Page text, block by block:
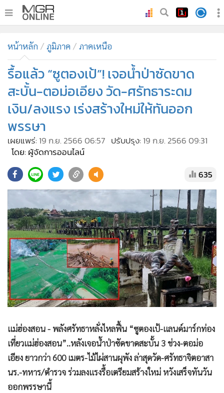
ทันเหตุการณ์
• ภาคใต้
ภูมิภาค
• บันเทิง
• ผู้จัดการรายวัน
• คอลัมนิสต์
• CbizReview
• Cyber BIZ
• ผู้จัดกวน
• Good health & Well-being
• Green Innovation & SD
• Management & HR
• MGR Live
• Infographic
• การเมือง
• กีฬา
• ต่างประเทศ
• Special Scoop
• เศรษฐกิจ-ธุรกิจ
หน้าหลัก ภูมิภาค ภาคเหนือ
รื้อแล้ว “ซูตองเป้”! เจอน้ำป่าซัดขาด
สะบั้น-ตอม่อเอียง วัด-ศรัทธาระดม
เงิน/ลงแรง เร่งสร้างใหม่ให้ทันออก
พรรษา
เผยแพร่: 19 ก.ย. 2566 06:57 ปรับปรุง: 19 ก.ย. 2566 09:31
โดย: ผู้จัดการออนไลน์
635
แม่ฮ่องสอน - พลังศรัทธาหลั่งไหลฟื้น “ซูตองเป้-แลนด์มาร์กท่อง
เที่ยวแม่ฮ่องสอน”..หลังเจอน้ำป่าซัดขาดสะบั้น 3 ช่วง-ตอม่อ
เอียง ยาวกว่า 600 เมตร-ไม้ไผ่สานผุพัง ล่าสุดวัด-ศรัทธาจิตอาสา
นร.-ทหาร/ตำรวจ ร่วมลงแรงรื้อเตรียมสร้างใหม่ หวังเสร็จทันวัน
ออกพรรษานี้